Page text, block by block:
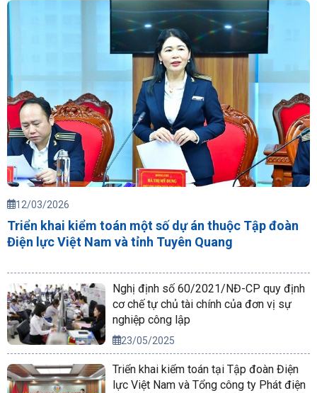
12/03/2026
Triển khai kiểm toán một số dự án thuộc Tập đoàn
Điện lực Việt Nam và tỉnh Tuyên Quang
Nghị định số 60/2021/NĐ-CP quy định
cơ chế tự chủ tài chính của đơn vị sự
nghiệp công lập
23/05/2025
Triển khai kiểm toán tại Tập đoàn Điện
lực Việt Nam và Tổng công ty Phát điện